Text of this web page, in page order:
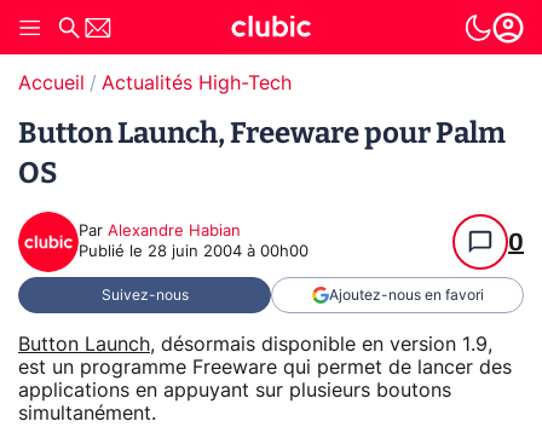
Accueil Actualités High-Tech
Button Launch, Freeware pour Palm
OS
Par Alexandre Habian
Publié le 28 juin 2004 à 00h00 0
Suivez-nous Ajoutez-nous en favori
Button Launch, désormais disponible en version 1.9,
est un programme Freeware qui permet de lancer des
applications en appuyant sur plusieurs boutons
simultanément.